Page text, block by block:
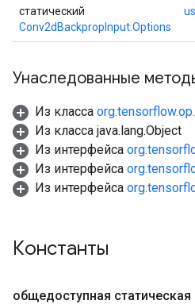
статический
Conv2dBackpropInput.Options
Унаследованные
Из класса
Из класса java.lang.Object
Из интерфейса
Из интерфейса
Из интерфейса
Константы
общедоступная